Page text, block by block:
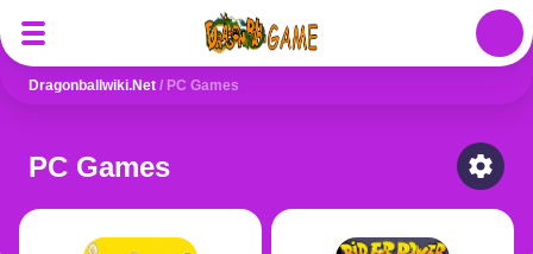
Dragonballwiki.net / PC Games
PC Games
Select